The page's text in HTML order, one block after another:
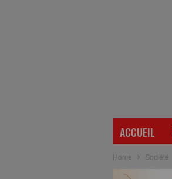
ACCUEIL
Home Société